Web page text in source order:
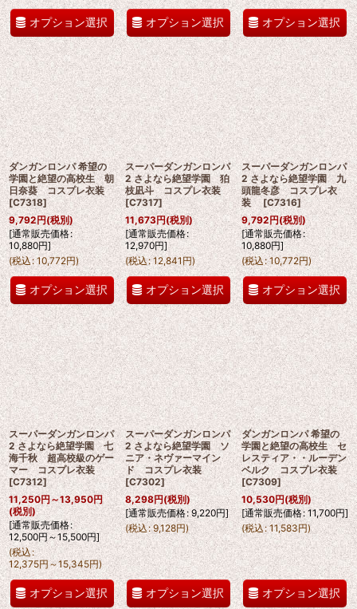
オプション選択 オプション選択 オプション選択
ダンガンロンパ 希望の
学園と絶望の高校生 朝
日奈葵 コスプレ衣装
[C7318]
9,792円(税別)
[通常販売価格:
10,880円]
(税込: 10,772円)
オプション選択
スーパーダンガンロンパ
2 さよなら絶望学園 狛
枝凪斗 コスプレ衣装
[C7317]
11,673円(税別)
[通常販売価格:
12,970円]
(税込 : 12,841円)
オプション選択
スーパーダンガンロンパ
2 さよなら絶望学園 九
頭龍冬彦 コスプレ衣
装 [C7316]
9,792円(税別)
[通常販売価格:
10,880円]
(税込: 10,772円)
オプション選択
スーパーダンガンロンパ
2 さよなら絶望学園 七
海千秋 超高校級のゲー
マー コスプレ衣装
[C7312]
11,250円～13,950円
(税別)
[通常販売価格:
12,500円～15,500円]
(税込 :
12,375円 ～15,345円)
オプション選択
スーパーダンガンロンパ
2 さよなら絶望学園 ソ
ニア・ネヴァーマイン
ド コスプレ衣装
[C7302]
8,298円(税別)
[通常販売価格: 9,220円]
(税込: 9,128円)
オプション選択
ダンガンロンパ 希望の
学園と絶望の高校生 セ
レスティア・・ルーデン
ベルク コスプレ衣装
[C7309]
10,530円(税別)
[通常販売価格: 11,700円]
(税込 : 11,583円)
オプション選択